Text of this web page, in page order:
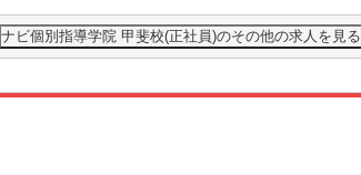
ナビ個別指導学院 甲斐校(正社員)のその他の求人を見る